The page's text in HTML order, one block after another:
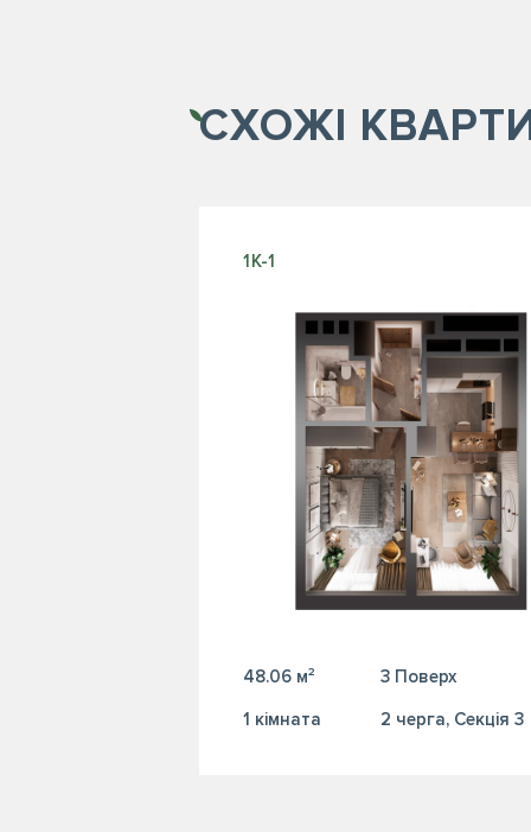
СХОЖІ
1К-1
48.06 м² 3 Поверх
1 кiмната 2 черга, Секція 3